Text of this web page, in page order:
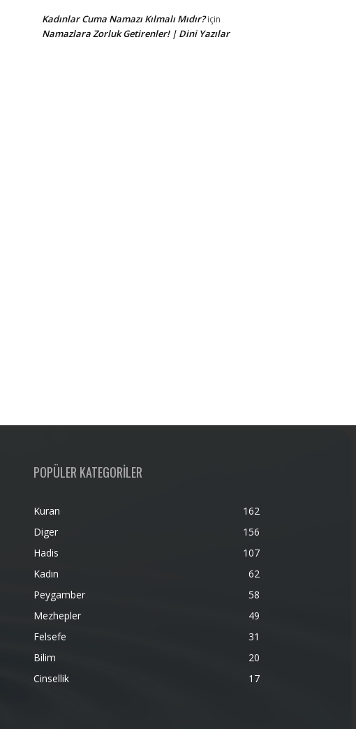
Kadınlar Cuma Namazı Kılmalı Mıdır?için
Namazlara Zorluk Getirenler! | Dini Yazılar
POPÜLER KATEGORİLER
Kuran
162
Diger
156
Hadis
107
Kadın
62
Peygamber
58
Mezhepler
49
Felsefe
31
Bilim
20
Cinsellik
17